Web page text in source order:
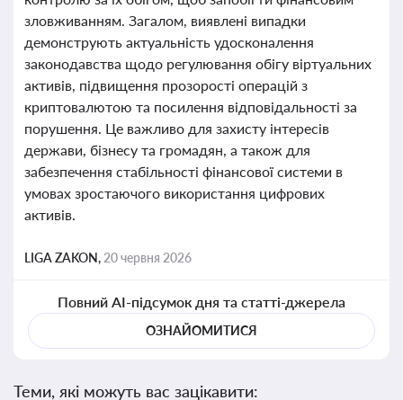
зловживанням. Загалом, виявлені випадки
демонструють актуальність удосконалення
законодавства щодо регулювання обігу віртуальних
активів, підвищення прозорості операцій з
криптовалютою та посилення відповідальності за
порушення. Це важливо для захисту інтересів
держави, бізнесу та громадян, а також для
забезпечення стабільності фінансової системи в
умовах зростаючого використання цифрових
активів.
LIGA ZAKON, 20 червня 2026
Повний AI-підсумок дня та статті-джерела
ОЗНАЙОМИТИСЯ
Теми, які можуть вас зацікавити: